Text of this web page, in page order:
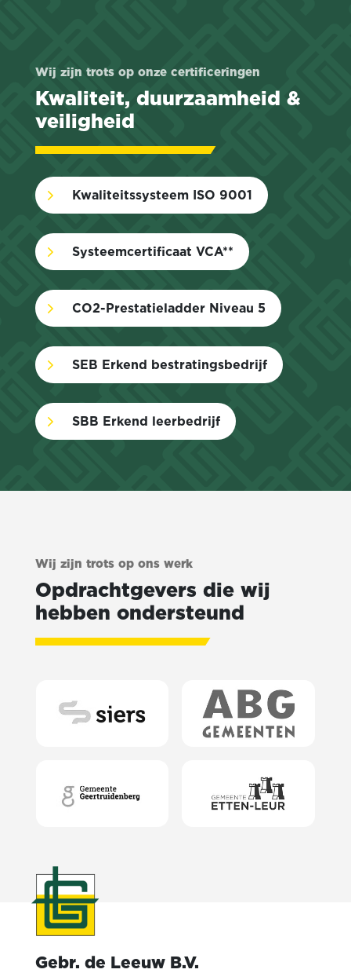
Wij zijn trots op onze certificeringen
Kwaliteit, duurzaamheid &
veiligheid
5 Kwaliteitssysteem ISO 9001
5 Systeemcertificaat VCA**
5 CO2-Prestatieladder Niveau 5
5 SEB Erkend bestratingsbedrijf
5 SBB Erkend leerbedrijf
Wij zijn trots op ons werk
Opdrachtgevers die wij
hebben ondersteund
Gebr. de Leeuw B.V.